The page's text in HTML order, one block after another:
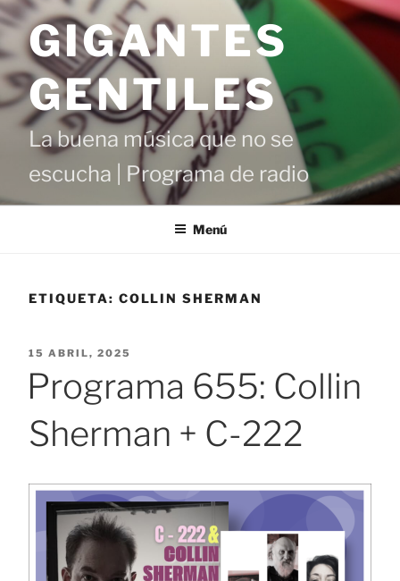
Saltar
contenido
GIGANTES
GENTILES
La buena música que no se
escucha | Programa de radio
Menú
ETIQUETA: COLLIN SHERMAN
PUBLICADO
15 ABRIL, 2025
Programa 655: Collin
Sherman + C-222